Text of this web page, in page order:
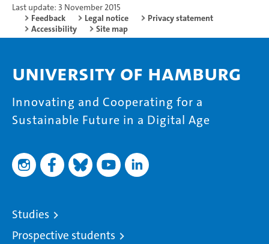
Last update: 3 November 2015
Feedback
Legal notice
Privacy statement
Accessibility
Site map
University of Hamburg
Innovating and Cooperating for a
Sustainable Future in a Digital Age
Studies
Prospective students